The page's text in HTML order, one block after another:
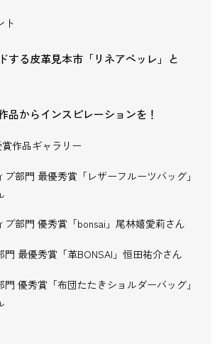
ト
する皮革見本市「リネアペッレ」と
品からインスピレーションを！
賞作品ギャラリー
ブ部門 最優秀賞「レザーフルーツバッグ」
ブ部門 優秀賞「bonsai」尾林嬉愛莉さん
門 最優秀賞「革BONSAI」恒田祐介さん
門 優秀賞「布団たたきショルダーバッグ」